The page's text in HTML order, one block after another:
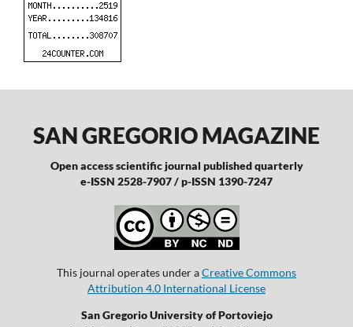
SAN GREGORIO MAGAZINE
Open access scientific journal published quarterly
e-ISSN 2528-7907 / p-ISSN 1390-7247
This journal operates under aCreative Commons
Attribution 4.0 International License
San Gregorio University of Portoviejo